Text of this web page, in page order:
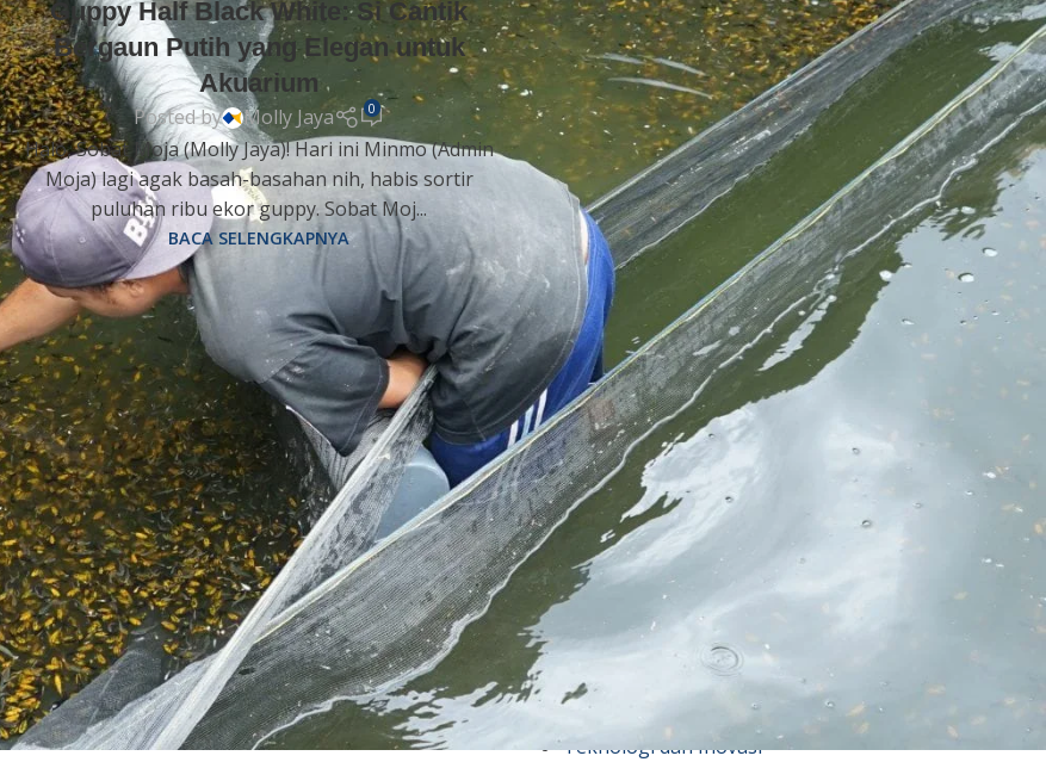
Guppy Half Black White: Si Cantik
Bergaun Putih yang Elegan untuk
Akuarium
Posted by Molly Jaya 0
Halo, Sobat Moja (Molly Jaya)! Hari ini Minmo (Admin
Moja) lagi agak basah-basahan nih, habis sortir
puluhan ribu ekor guppy. Sobat Moj...
BACA SELENGKAPNYA
Molly
Channa
Koi
Koki
Guppy
Platy
Glofish
Danio
Manfish
Discuss
Palmas
Kura-kura
KATEGORI
Berita
Bisnis
Budidaya
Event
Informasi Lain
Pembenihan Ikan
Pembesaran Ikan
Teknologi dan Inovasi